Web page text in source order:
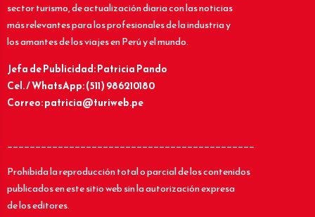
sector turismo, de actualización diaria con las noticias
más relevantes para los profesionales de la industria y
los amantes de los viajes en Perú y el mundo.
Jefa de Publicidad: Patricia Pando
Cel. / WhatsApp: (511) 986210180
Correo: patricia@turiweb.pe
____________________________________________
Prohibida la reproducción total o parcial de los contenidos
publicados en este sitio web sin la autorización expresa
de los editores.